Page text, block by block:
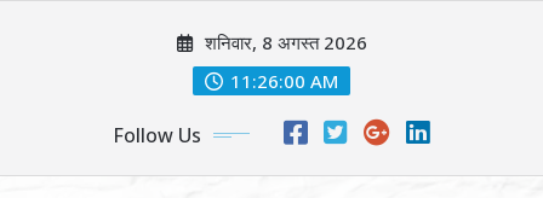
शनिवार, 8 अगस्त 2026
11:26:02 AM
Follow Us